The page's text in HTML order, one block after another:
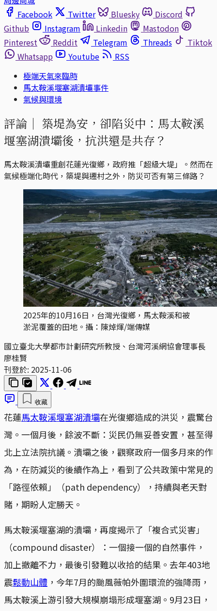
Facebook
Twitter Bluesky
Discord
Github
Instagram Linkedin
Mastodon
Pinterest
Reddit Telegram Threads
Tiktok
Whatsapp
Youtube
RSS
極端天氣來臨時
馬太鞍溪堰塞湖潰壩事件
氣候與環境
評論｜ 築堤為安，卻陷災中：馬太鞍溪
堰塞湖潰壩後，抗洪還是共存？
馬太鞍溪潰壩重創花蓮光復鄉，政府推「超級大堤」。然而在
氣候極端化時代，築堤與遷村之外，防災可否有第三條路？
2025年的10月16日，台灣光復鄉，馬太鞍溪和被
淤泥覆蓋的田地。攝：陳焯煇/端傳媒
國立臺北大學都市計劃研究所教授、台灣河溪網協會理事長
廖桂賢
刊登於: 2025-11-06
收藏
花蓮馬太鞍溪堰塞湖潰壩在光復鄉造成的洪災，震驚台
灣。一個月後，餘波不斷：災民仍無妥善安置，甚至得
北上立法院抗議。潰壩之後，觀察政府一個多月來的作
為，在防減災的後續作為上，看到了公共政策中常見的
「路徑依賴」（path dependency），持續與老天對
賭，期盼人定勝天。
馬太鞍溪堰塞湖的潰壩，再度揭示了「複合式災害」
（compound disaster）：一個接一個的自然事件，
加上撤離不力，最後引發難以收拾的結果。去年403地
震鬆動山體 ，今年7月的颱風薇帕外圍環流的強降雨，
馬太鞍溪上游引發大規模崩塌形成堰塞湖。9月23日，